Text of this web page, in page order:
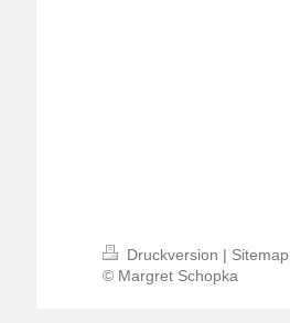
Druckversion | Sitemap
© Margret Schopka